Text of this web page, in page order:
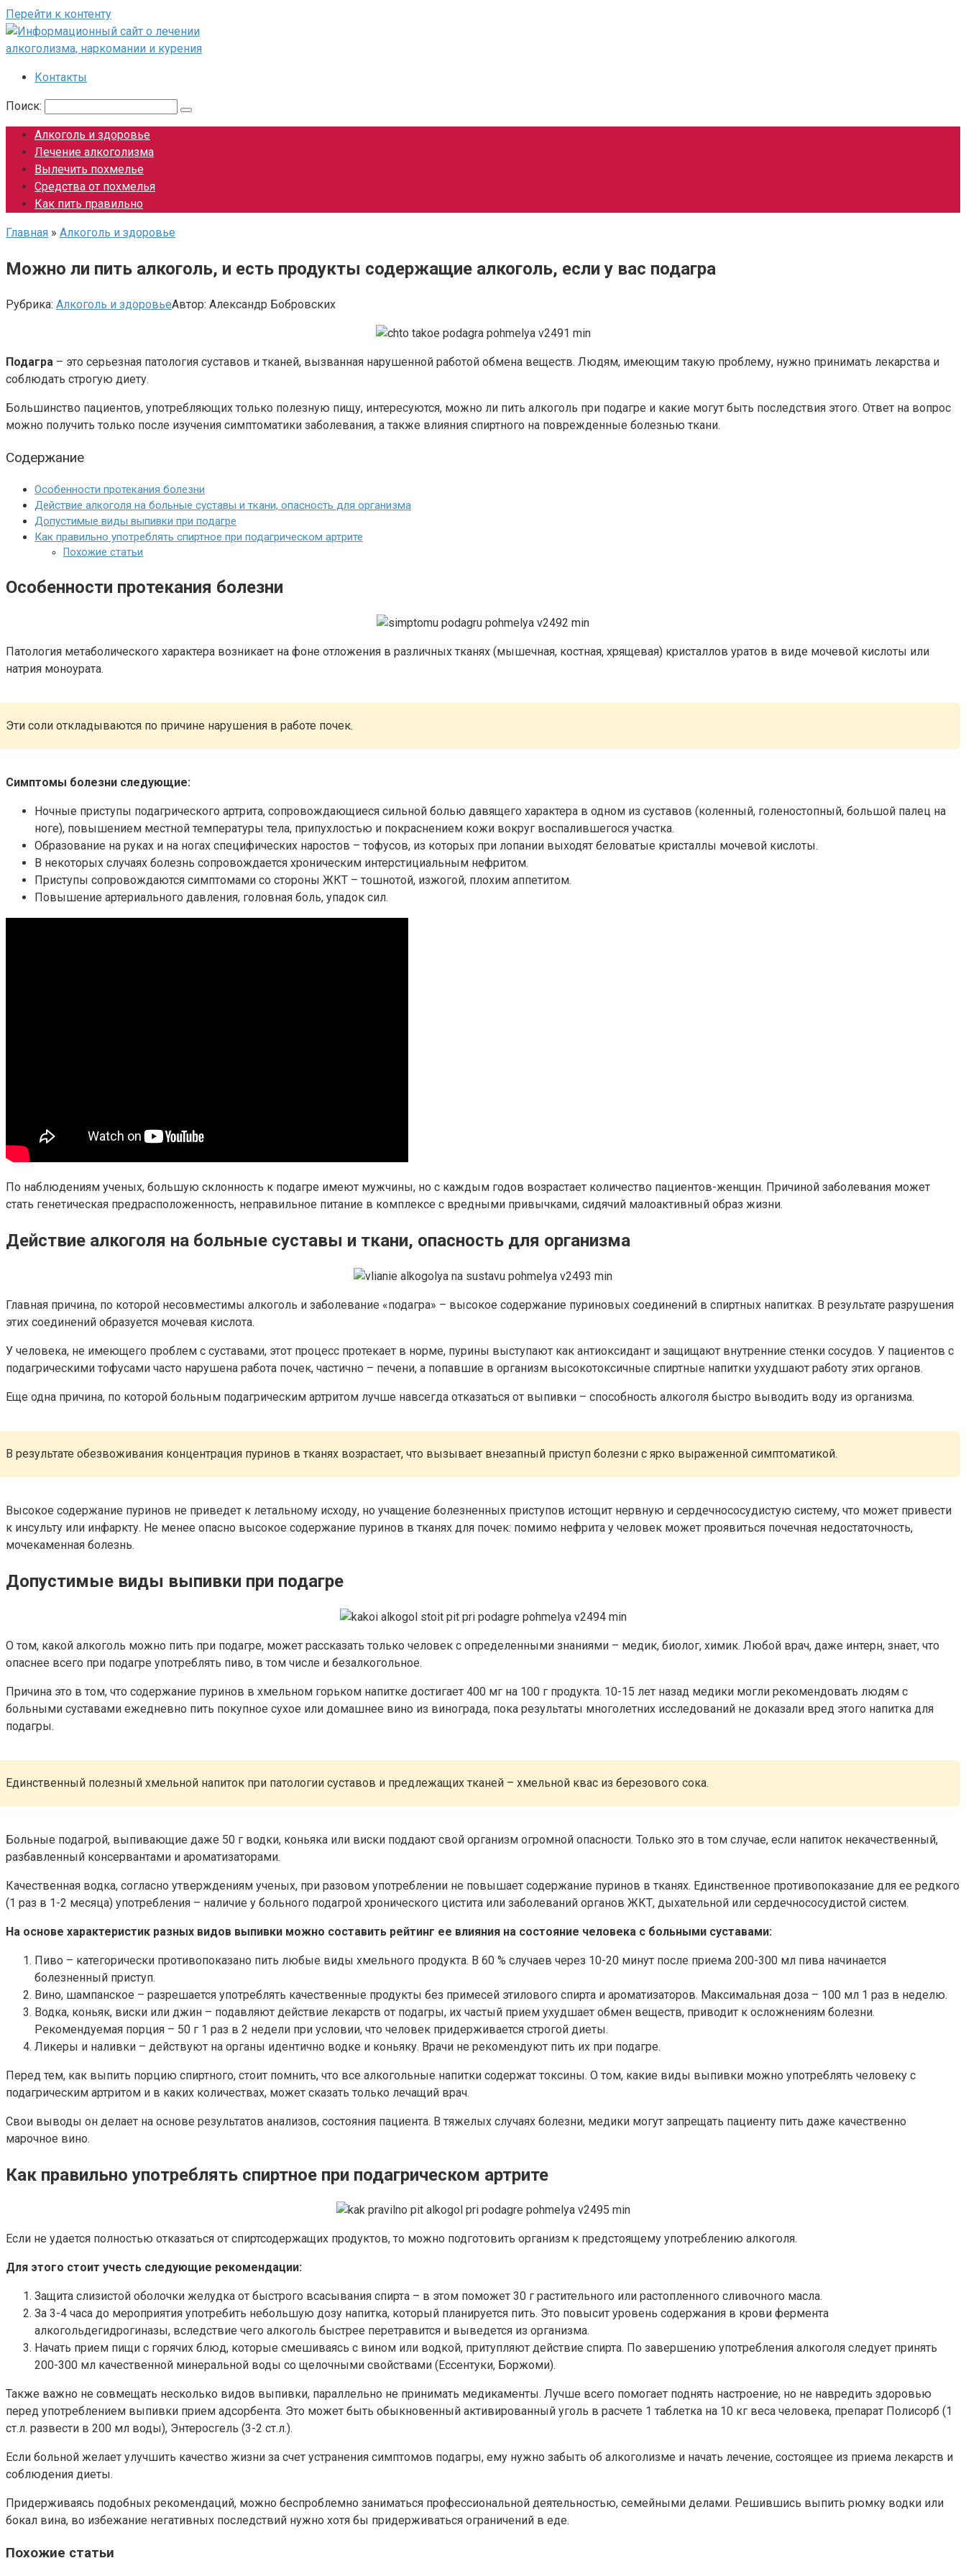
Перейти к контенту
Контакты
Поиск:
Алкоголь и здоровье
Лечение алкоголизма
Вылечить похмелье
Средства от похмелья
Как пить правильно
Главная » Алкоголь и здоровье
Можно ли пить алкоголь, и есть продукты содержащие алкоголь, если у вас подагра
Рубрика: Алкоголь и здоровьеАвтор: Александр Бобровских
Подагра – это серьезная патология суставов и тканей, вызванная нарушенной работой обмена веществ. Людям, имеющим такую проблему, нужно принимать лекарства и
соблюдать строгую диету.
Большинство пациентов, употребляющих только полезную пищу, интересуются, можно ли пить алкоголь при подагре и какие могут быть последствия этого. Ответ на вопрос
можно получить только после изучения симптоматики заболевания, а также влияния спиртного на поврежденные болезнью ткани.
Содержание
Особенности протекания болезни
Действие алкоголя на больные суставы и ткани, опасность для организма
Допустимые виды выпивки при подагре
Как правильно употреблять спиртное при подагрическом артрите
Похожие статьи
Особенности протекания болезни
Патология метаболического характера возникает на фоне отложения в различных тканях (мышечная, костная, хрящевая) кристаллов уратов в виде мочевой кислоты или
натрия моноурата.
Эти соли откладываются по причине нарушения в работе почек.
Симптомы болезни следующие:
Ночные приступы подагрического артрита, сопровождающиеся сильной болью давящего характера в одном из суставов (коленный, голеностопный, большой палец на
ноге), повышением местной температуры тела, припухлостью и покраснением кожи вокруг воспалившегося участка.
Образование на руках и на ногах специфических наростов – тофусов, из которых при лопании выходят беловатые кристаллы мочевой кислоты.
В некоторых случаях болезнь сопровождается хроническим интерстициальным нефритом.
Приступы сопровождаются симптомами со стороны ЖКТ – тошнотой, изжогой, плохим аппетитом.
Повышение артериального давления, головная боль, упадок сил.
По наблюдениям ученых, большую склонность к подагре имеют мужчины, но с каждым годов возрастает количество пациентов-женщин. Причиной заболевания может
стать генетическая предрасположенность, неправильное питание в комплексе с вредными привычками, сидячий малоактивный образ жизни.
Действие алкоголя на больные суставы и ткани, опасность для организма
Главная причина, по которой несовместимы алкоголь и заболевание «подагра» – высокое содержание пуриновых соединений в спиртных напитках. В результате разрушения
этих соединений образуется мочевая кислота.
У человека, не имеющего проблем с суставами, этот процесс протекает в норме, пурины выступают как антиоксидант и защищают внутренние стенки сосудов. У пациентов с
подагрическими тофусами часто нарушена работа почек, частично – печени, а попавшие в организм высокотоксичные спиртные напитки ухудшают работу этих органов.
Еще одна причина, по которой больным подагрическим артритом лучше навсегда отказаться от выпивки – способность алкоголя быстро выводить воду из организма.
В результате обезвоживания концентрация пуринов в тканях возрастает, что вызывает внезапный приступ болезни с ярко выраженной симптоматикой.
Высокое содержание пуринов не приведет к летальному исходу, но учащение болезненных приступов истощит нервную и сердечнососудистую систему, что может привести
к инсульту или инфаркту. Не менее опасно высокое содержание пуринов в тканях для почек: помимо нефрита у человек может проявиться почечная недостаточность,
мочекаменная болезнь.
Допустимые виды выпивки при подагре
О том, какой алкоголь можно пить при подагре, может рассказать только человек с определенными знаниями – медик, биолог, химик. Любой врач, даже интерн, знает, что
опаснее всего при подагре употреблять пиво, в том числе и безалкогольное.
Причина это в том, что содержание пуринов в хмельном горьком напитке достигает 400 мг на 100 г продукта. 10-15 лет назад медики могли рекомендовать людям с
больными суставами ежедневно пить покупное сухое или домашнее вино из винограда, пока результаты многолетних исследований не доказали вред этого напитка для
подагры.
Единственный полезный хмельной напиток при патологии суставов и предлежащих тканей – хмельной квас из березового сока.
Больные подагрой, выпивающие даже 50 г водки, коньяка или виски поддают свой организм огромной опасности. Только это в том случае, если напиток некачественный,
разбавленный консервантами и ароматизаторами.
Качественная водка, согласно утверждениям ученых, при разовом употреблении не повышает содержание пуринов в тканях. Единственное противопоказание для ее редкого
(1 раз в 1-2 месяца) употребления – наличие у больного подагрой хронического цистита или заболеваний органов ЖКТ, дыхательной или сердечнососудистой систем.
На основе характеристик разных видов выпивки можно составить рейтинг ее влияния на состояние человека с больными суставами:
Пиво – категорически противопоказано пить любые виды хмельного продукта. В 60 % случаев через 10-20 минут после приема 200-300 мл пива начинается
болезненный приступ.
Вино, шампанское – разрешается употреблять качественные продукты без примесей этилового спирта и ароматизаторов. Максимальная доза – 100 мл 1 раз в неделю.
Водка, коньяк, виски или джин – подавляют действие лекарств от подагры, их частый прием ухудшает обмен веществ, приводит к осложнениям болезни.
Рекомендуемая порция – 50 г 1 раз в 2 недели при условии, что человек придерживается строгой диеты.
Ликеры и наливки – действуют на органы идентично водке и коньяку. Врачи не рекомендуют пить их при подагре.
Перед тем, как выпить порцию спиртного, стоит помнить, что все алкогольные напитки содержат токсины. О том, какие виды выпивки можно употреблять человеку с
подагрическим артритом и в каких количествах, может сказать только лечащий врач.
Свои выводы он делает на основе результатов анализов, состояния пациента. В тяжелых случаях болезни, медики могут запрещать пациенту пить даже качественно
марочное вино.
Как правильно употреблять спиртное при подагрическом артрите
Если не удается полностью отказаться от спиртсодержащих продуктов, то можно подготовить организм к предстоящему употреблению алкоголя.
Для этого стоит учесть следующие рекомендации:
Защита слизистой оболочки желудка от быстрого всасывания спирта – в этом поможет 30 г растительного или растопленного сливочного масла.
За 3-4 часа до мероприятия употребить небольшую дозу напитка, который планируется пить. Это повысит уровень содержания в крови фермента
алкогольдегидрогиназы, вследствие чего алкоголь быстрее перетравится и выведется из организма.
Начать прием пищи с горячих блюд, которые смешиваясь с вином или водкой, притупляют действие спирта. По завершению употребления алкоголя следует принять
200-300 мл качественной минеральной воды со щелочными свойствами (Ессентуки, Боржоми).
Также важно не совмещать несколько видов выпивки, параллельно не принимать медикаменты. Лучше всего помогает поднять настроение, но не навредить здоровью
перед употреблением выпивки прием адсорбента. Это может быть обыкновенный активированный уголь в расчете 1 таблетка на 10 кг веса человека, препарат Полисорб (1
ст.л. развести в 200 мл воды), Энтеросгель (3-2 ст.л.).
Если больной желает улучшить качество жизни за счет устранения симптомов подагры, ему нужно забыть об алкоголизме и начать лечение, состоящее из приема лекарств и
соблюдения диеты.
Придерживаясь подобных рекомендаций, можно беспроблемно заниматься профессиональной деятельностью, семейными делами. Решившись выпить рюмку водки или
бокал вина, во избежание негативных последствий нужно хотя бы придерживаться ограничений в еде.
Похожие статьи